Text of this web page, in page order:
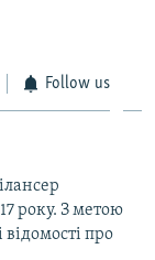
Follow us
року. З метою
про